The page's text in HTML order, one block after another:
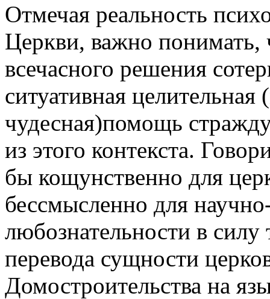
Отмечая реальность
Церкви, важно понимать,
всечасного решения
ситуативная целительная
чудесная)помощь
из этого контекста.
бы кощунственно для
бессмысленно для
любознательности в
перевода сущности
Домостроительства на